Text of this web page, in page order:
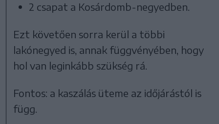
2 csapat a Kosárdomb-negyedben.
Ezt követően sorra kerül a többi
lakónegyed is, annak függvényében, hogy
hol van leginkább szükség rá.
Fontos: a kaszálás üteme az időjárástól is
függ.